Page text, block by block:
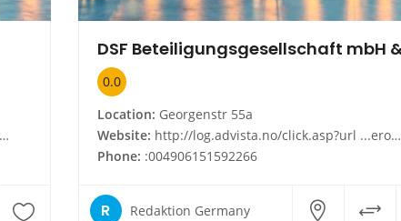
0.0
Location: Georgenstr 55a
Website: http://log.advista.no/click.asp?url ...eromahrzjrob2he5pl&id 21784409920304700&type infoside_link&cnt de
Phone: :004906151592266
R Redaktion Germany